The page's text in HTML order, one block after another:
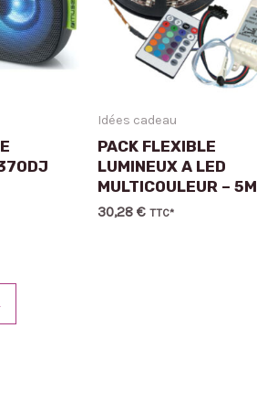
Idées cadeau
PACK FLEXIBLE
LUMINEUX A LED
MULTICOULEUR – 5M
30,28€ TTC*